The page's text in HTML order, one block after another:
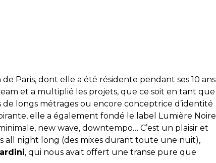
Paris, dont elle a été résidente pendant ses 10 ans
et a multiplié les projets, que ce soit en tant que
longs métrages ou encore conceptrice d’identité
elle a également fondé le label Lumière Noire
new wave, downtempo… C’est un plaisir et
all night long (des mixes durant toute une nuit),
, qui nous avait offert une transe pure que